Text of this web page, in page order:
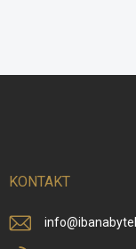
KONTAKT
info@